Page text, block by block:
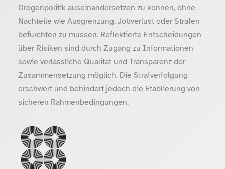
Drogenpolitik auseinandersetzen zu können, ohne
Nachteile wie Ausgrenzung, Jobverlust oder Strafen
befürchten zu müssen. Reflektierte Entscheidungen
über Risiken sind durch Zugang zu Informationen
sowie verlässliche Qualität und Transparenz der
Zusammensetzung möglich. Die Strafverfolgung
erschwert und behindert jedoch die Etablierung von
sicheren Rahmenbedingungen.